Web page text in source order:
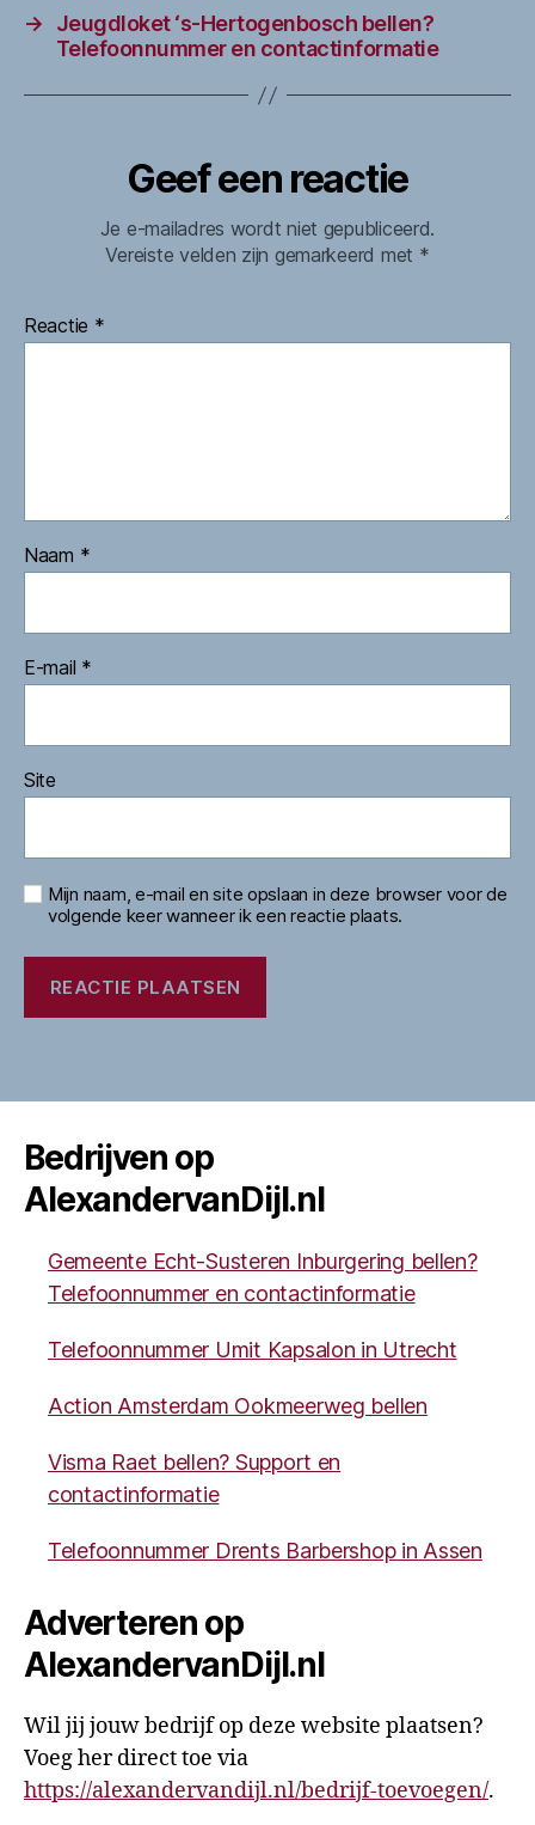
→
Jeugdloket ‘s-Hertogenbosch bellen?
Telefoonnummer en contactinformatie
Geef een reactie
Je e-mailadres wordt niet gepubliceerd.
Vereiste velden zijn gemarkeerd met *
Reactie *
Naam *
E-mail *
Site
Mijn naam, e-mail en site opslaan in deze browser voor de
volgende keer wanneer ik een reactie plaats.
Bedrijven op
AlexandervanDijl.nl
Gemeente Echt-Susteren Inburgering bellen?
Telefoonnummer en contactinformatie
Telefoonnummer Umit Kapsalon in Utrecht
Action Amsterdam Ookmeerweg bellen
Visma Raet bellen? Support en
contactinformatie
Telefoonnummer Drents Barbershop in Assen
Adverteren op
AlexandervanDijl.nl
Wil jij jouw bedrijf op deze website plaatsen?
Voeg her direct toe via
https://alexandervandijl.nl/bedrijf-toevoegen/.